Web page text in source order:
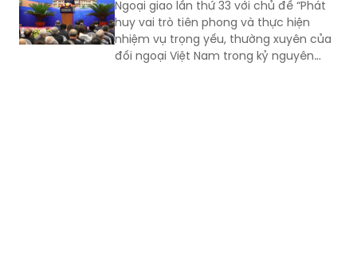
Ngoại giao lần thứ 33 với chủ đề “Phát
huy vai trò tiên phong và thực hiện
nhiệm vụ trọng yếu, thường xuyên của
đối ngoại Việt Nam trong kỷ nguyên